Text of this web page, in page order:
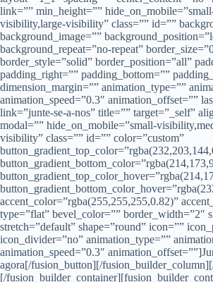
link=”” min_height=””
visibility,large-visibility” class=”” id=””
background_image=””
background_repeat=”no-repeat”
border_style=”solid” border_position=”all”
padding_right=”” padding_bottom=””
dimension_margin=”” animation_type=””
animation_speed=”0.3″ animation_offset=””
link=”junte-se-a-nos” title=”” target=”_self”
modal=”” hide_on_mobile=”small-
visibility” class=”” id=”” color=”custom”
accent_color=”rgba(255,255,255,0.82)”
type=”flat” bevel_color=”” border_width=”2″
stretch=”default” shape=”round” icon=””
icon_divider=”no” animation_type=””
animation_speed=”0.3″
agora[/fusion_button][/
[/